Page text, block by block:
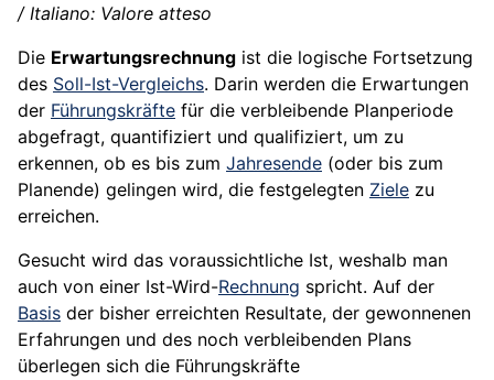
/ Italiano: Valore atteso
Die Erwartungsrechnung ist die logische Fortsetzung
des Soll-Ist-Vergleichs. Darin werden die Erwartungen
der Führungskräfte für die verbleibende Planperiode
abgefragt, quantifiziert und qualifiziert, um zu
erkennen, ob es bis zum Jahresende (oder bis zum
Planende) gelingen wird, die festgelegten Ziele zu
erreichen.
Gesucht wird das voraussichtliche Ist, weshalb man
auch von einer Ist-Wird-Rechnung spricht. Auf der
Basis der bisher erreichten Resultate, der gewonnenen
Erfahrungen und des noch verbleibenden Plans
überlegen sich die Führungskräfte